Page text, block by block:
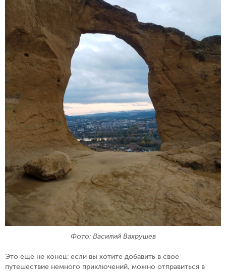
Фото: Василий Вахрушев
Это еще не конец: если вы хотите добавить в свое
путешествие немного приключений, можно отправиться в